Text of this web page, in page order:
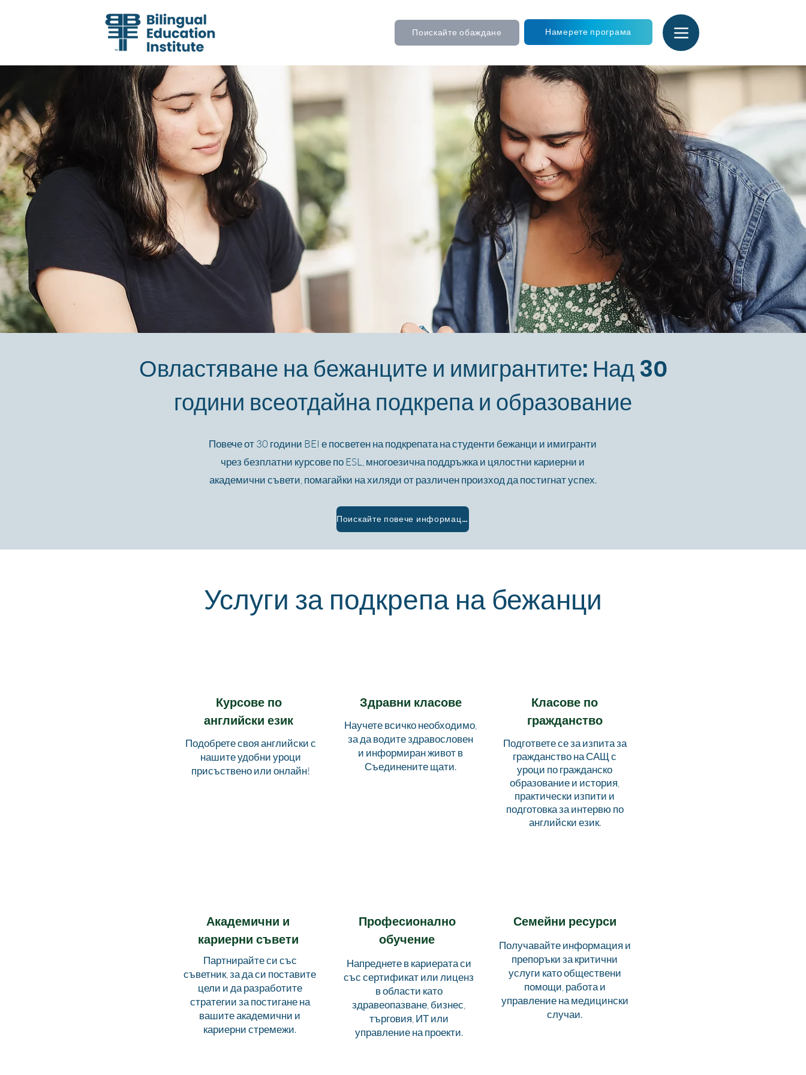
Поискайте обаждане Намерете програма
Овластяване на бежанците и имигрантите: Над 30
години всеотдайна подкрепа и образование
Повече от 30 години BEI е посветен на подкрепата на студенти бежанци и имигранти
чрез безплатни курсове по ESL, многоезична поддръжка и цялостни кариерни и
академични съвети, помагайки на хиляди от различен произход да постигнат успех.
Поискайте повече информация
Услуги за подкрепа на бежанци
Курсове по
английски език
Подобрете своя английски с
нашите удобни уроци
присъствено или онлайн!
Здравни класове
Научете всичко необходимо,
за да водите здравословен
и информиран живот в
Съединените щати.
Класове по
гражданство
Подгответе се за изпита за
гражданство на САЩ с
уроци по гражданско
образование и история,
практически изпити и
подготовка за интервю по
английски език.
Академични и
кариерни съвети
Партнирайте си със
съветник, за да си поставите
цели и да разработите
стратегии за постигане на
вашите академични и
кариерни стремежи.
Професионално
обучение
Напреднете в кариерата си
със сертификат или лиценз
в области като
здравеопазване, бизнес,
търговия, ИТ или
управление на проекти.
Семейни ресурси
Получавайте информация и
препоръки за критични
услуги като обществени
помощи, работа и
управление на медицински
случаи.